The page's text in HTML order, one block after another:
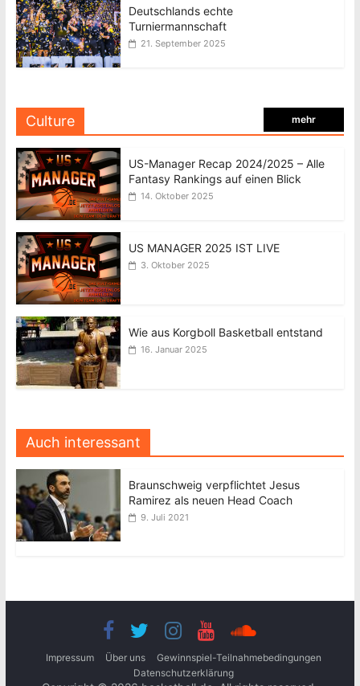
Deutschlands echte
Turniermannschaft
21. September 2025
Culture mehr
US-Manager Recap 2024/2025 – Alle
Fantasy Rankings auf einen Blick
14. Oktober 2025
US MANAGER 2025 IST LIVE
3. Oktober 2025
Wie aus Korgboll Basketball entstand
16. Januar 2025
Auch interessant
Braunschweig verpflichtet Jesus
Ramirez als neuen Head Coach
9. Juli 2021
Impressum Über uns
Gewinnspiel-Teilnahmebedingungen
Datenschutzerklärung